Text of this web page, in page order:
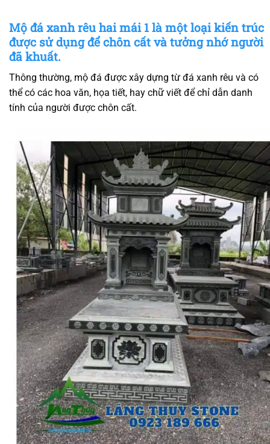
Mộ đá xanh rêu hai mái 1 là một loại kiến trúc
được sử dụng để chôn cất và tưởng nhớ người
đã khuất.
Thông thường, mộ đá được xây dựng từ đá xanh rêu và có
thể có các hoa văn, họa tiết, hay chữ viết để chỉ dẫn danh
tính của người được chôn cất.